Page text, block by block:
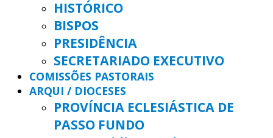
HISTÓRICO
BISPOS
PRESIDÊNCIA
SECRETARIADO EXECUTIVO
COMISSÕES PASTORAIS
ARQUI / DIOCESES
PROVÍNCIA ECLESIÁSTICA DE
PASSO FUNDO